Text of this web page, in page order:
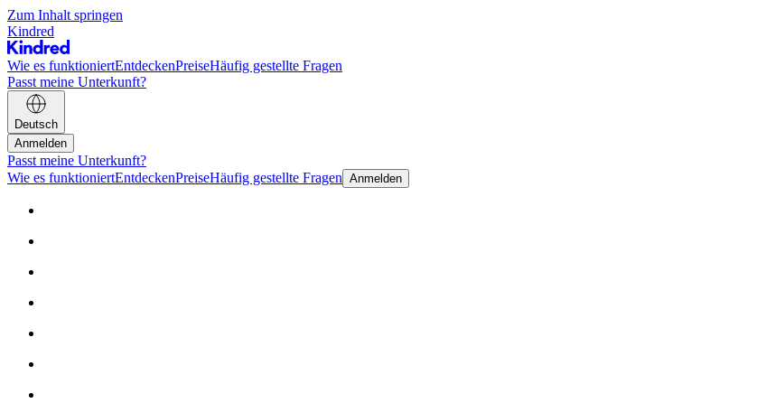
Zum Inhalt springen
Kindred
Wie es funktioniertEntdeckenPreiseHäufig gestellte Fragen
Passt meine Unterkunft?
Deutsch
Anmelden
Passt meine Unterkunft?
Wie es funktioniertEntdeckenPreiseHäufig gestellte Fragen Anmelden